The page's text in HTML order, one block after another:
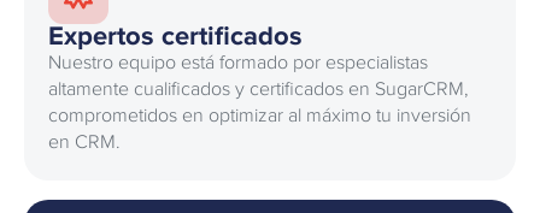
Expertos certificados
Nuestro equipo está formado por especialistas
altamente cualificados y certificados en SugarCRM,
comprometidos en optimizar al máximo tu inversión
en CRM.